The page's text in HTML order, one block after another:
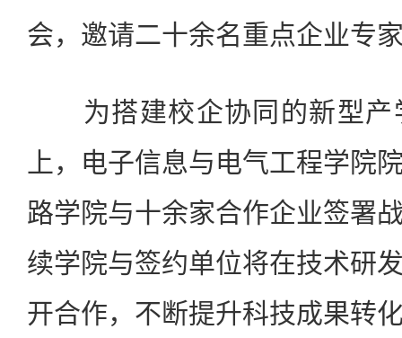
会，邀请二十余名重点企业专
为搭建校企协同的新型产
上，电子信息与电气工程学院
路学院与十余家合作企业签署
续学院与签约单位将在技术研
开合作，不断提升科技成果转